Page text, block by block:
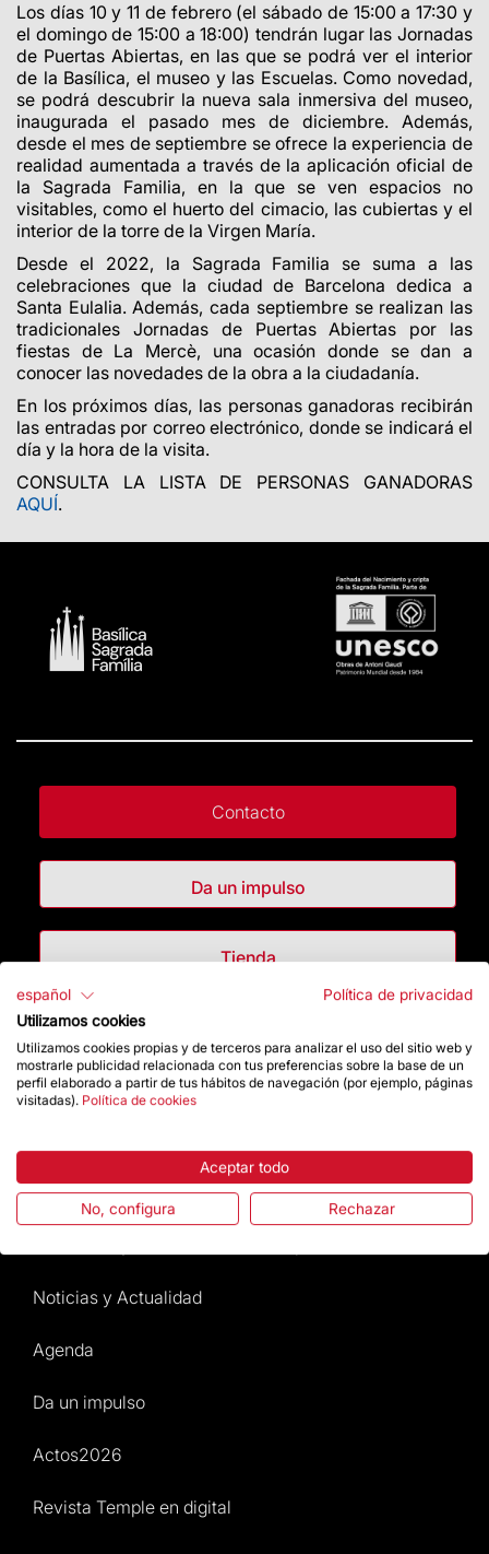
Los días 10 y 11 de febrero (el sábado de 15:00 a 17:30 y
el domingo de 15:00 a 18:00) tendrán lugar las Jornadas
de Puertas Abiertas, en las que se podrá ver el interior
de la Basílica, el museo y las Escuelas. Como novedad,
se podrá descubrir la nueva sala inmersiva del museo,
inaugurada el pasado mes de diciembre. Además,
desde el mes de septiembre se ofrece la experiencia de
realidad aumentada a través de la aplicación oficial de
la Sagrada Familia, en la que se ven espacios no
visitables, como el huerto del cimacio, las cubiertas y el
interior de la torre de la Virgen María.
Desde el 2022, la Sagrada Familia se suma a las
celebraciones que la ciudad de Barcelona dedica a
Santa Eulalia. Además, cada septiembre se realizan las
tradicionales Jornadas de Puertas Abiertas por las
fiestas de La Mercè, una ocasión donde se dan a
conocer las novedades de la obra a la ciudadanía.
En los próximos días, las personas ganadoras recibirán
las entradas por correo electrónico, donde se indicará el
día y la hora de la visita.
CONSULTA LA LISTA DE PERSONAS GANADORAS
AQUÍ.
Contacto
Da un impulso
Tienda
Destacados
La Fundación
Atención al Visitante
Noticias y Actualidad
Agenda
Da un impulso
Actos2026
Revista Temple en digital
español
Política de privacidad
Utilizamos cookies
Utilizamos cookies propias y de terceros para analizar el uso del sitio web y
mostrarle publicidad relacionada con tus preferencias sobre la base de un
perfil elaborado a partir de tus hábitos de navegación (por ejemplo, páginas
visitadas). Política de cookies
Aceptar todo
No, configura Rechazar